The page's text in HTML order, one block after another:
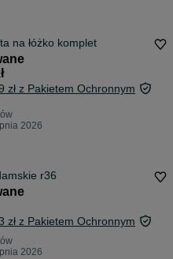
na łóżko komplet
zł z Pakietem Ochronnym
2026
r36
zł z Pakietem Ochronnym
2026